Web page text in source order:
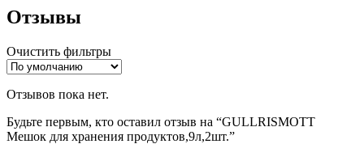
Отзывы
Очистить фильтры
Отзывов пока нет.
Будьте первым, кто оставил отзыв на “GULLRISMOTT
Мешок для хранения продуктов,9л,2шт.”